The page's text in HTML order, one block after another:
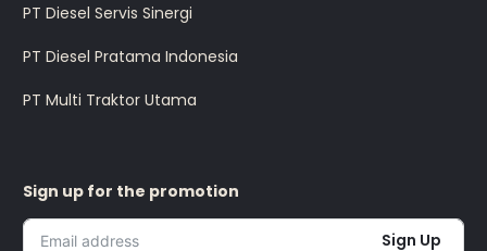
PT Diesel Servis Sinergi
PT Diesel Pratama Indonesia
PT Multi Traktor Utama
Sign up for the promotion
Sign Up